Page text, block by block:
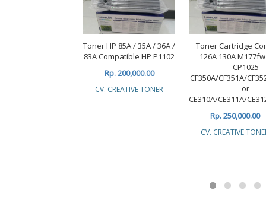
Toner HP 85A / 35A / 36A /
83A Compatible HP P1102
Rp. 200,000.00
CV. CREATIVE TONER
Toner Cartridge
126A 130A
CP1025
CF350A/CF351A/
or
CE310A/CE311A/
Rp. 250,000.00
CV. CREATIVE